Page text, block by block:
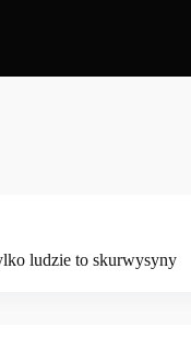
ludzie to skurwysyny